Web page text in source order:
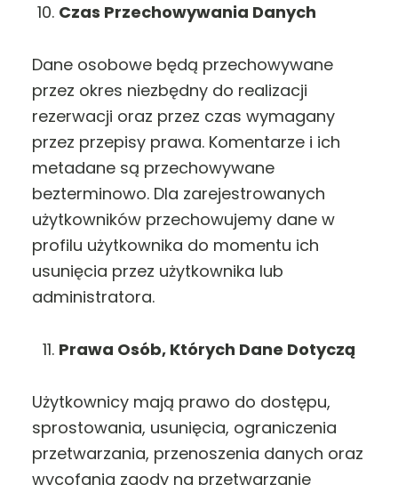
Czas Przechowywania Danych
Dane osobowe będą przechowywane
przez okres niezbędny do realizacji
rezerwacji oraz przez czas wymagany
przez przepisy prawa. Komentarze i ich
metadane są przechowywane
bezterminowo. Dla zarejestrowanych
użytkowników przechowujemy dane w
profilu użytkownika do momentu ich
usunięcia przez użytkownika lub
administratora.
Prawa Osób, Których Dane Dotyczą
Użytkownicy mają prawo do dostępu,
sprostowania, usunięcia, ograniczenia
przetwarzania, przenoszenia danych oraz
wycofania zgody na przetwarzanie